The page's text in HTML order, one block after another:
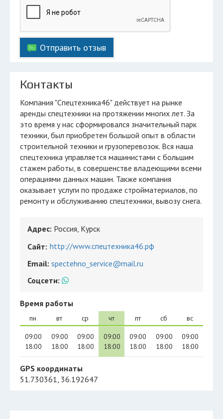
Отправить отзыв
Контакты
Компания "Спецтехника46" действует на рынке
аренды спецтехники на протяжении многих лет. За
это время у нас сформировался значительный парк
техники, был приобретен большой опыт в области
строительной техники и грузоперевозок. Вся наша
спецтехника управляется машинистами с большим
стажем работы, в совершенстве владеющими всеми
операциями данных машин. Также компания
оказывает услуги по продаже стройматериалов, по
ремонту и обслуживанию спецтехники, вывозу снега.
Адрес: Россия, Курск
Сайт: http://www.спецтехника46.рф
Email: spectehno_service@mail.ru
Соцсети:
Время работы
пн
09:00
18:00
вт
09:00
18:00
ср
09:00
18:00
чт
09:00
18:00
пт
09:00
18:00
сб
09:00
18:00
вс
09:00
18:00
GPS координаты
51.730361, 36.192647